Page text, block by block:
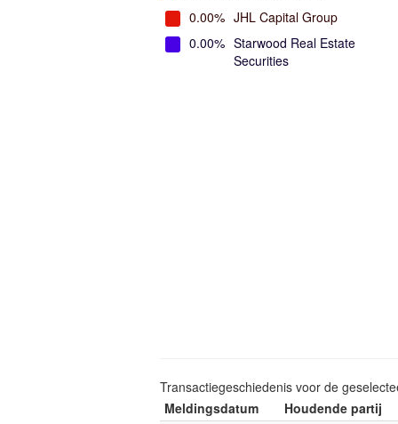
0.00% JHL Capital Group
0.00% Starwood Real Estate
Securities
Transactiegeschiedenis voor de
Meldingsdatum
Houdende partij